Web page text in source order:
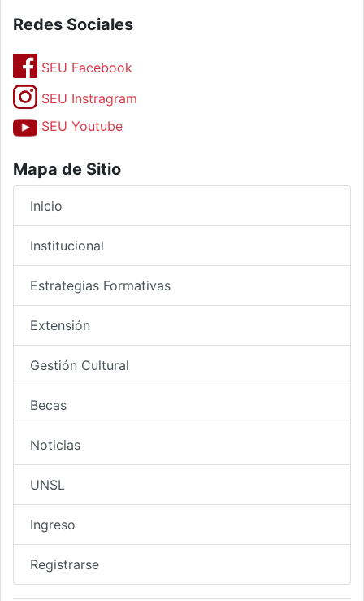
Redes Sociales
SEU Facebook
SEU Instragram
SEU Youtube
Mapa de Sitio
Inicio
Institucional
Estrategias Formativas
Extensión
Gestión Cultural
Becas
Noticias
UNSL
Ingreso
Registrarse